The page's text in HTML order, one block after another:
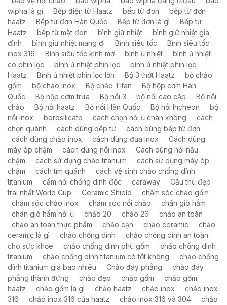
wipha là gì
Bếp điện từ Haatz bếp từ đơn
bếp từ đơn
haatz
Bếp từ đơn Hàn Quốc Bếp từ đơn là gì
Bếp từ
Haatz
bếp từ mặt đen bình giữ nhiệt
bình giữ nhiệt gia
đình
bình giữ nhiệt mang đi Bình siêu tốc
Bình siêu tốc
inox 316
Bình siêu tốc kính mờ bình ủ nhiệt
bình ủ nhiệt
có phin lọc
bình ủ nhiệt phin lọc
bình ủ nhiệt phin lọc
Haatz
Bình ủ nhiệt phin lọc lớn Bộ 3 thớt Haatz
bộ chảo
gốm
bộ chảo inox Bộ chảo Titan
Bộ hộp cơm Hàn
Quốc
Bộ hộp cơm trưa Bộ nồi 3 bộ nồi cao cấp
Bộ nồi
chảo
Bộ nồi haatz Bộ nồi Hàn Quốc Bộ nồi Incheon
bộ
nồi inox
borosilicate cách chọn nồi ủ chân không
cách
chọn quánh
cách dùng bếp từ
cách dùng bếp từ đơn
cách dùng chảo inox
cách dùng đũa inox
Cách dùng
máy ép chậm
cách dùng nồi inox
Cách dùng nồi nấu
chậm
cách sử dụng chảo titanium
cách sử dụng máy ép
chậm
cách tìm quánh
cách vệ sinh chảo chống dính
titanium
cấm nồi chống dính độc caraway
Cầu thủ đẹp
trai nhất World Cup
Ceramic Shield
chăm sóc chảo gốm
chăm sóc chảo inox
chăm sóc nồi chảo
chân giò hầm
chân giò hầm nồi ủ
chảo 20 chảo 26
chảo an toàn
chảo an toàn thực phẩm
chảo cạn chảo ceramic
chảo
ceramic là gì
chảo chống dính
chảo chống dính an toàn
cho sức khỏe
chảo chống dính phủ gốm
chảo chống dính
titanium
chảo chống dính titanium có tốt không
chảo chống
dính titanium giá bao nhiêu
Chảo đáy phẳng
chảo đáy
phẳng thành đứng
chảo đẹp chảo gốm
chảo gốm
haatz
chảo gốm là gì chảo haatz chảo inox
chảo inox
316
chảo inox 316 của haatz chảo inox 316 và 304
chảo